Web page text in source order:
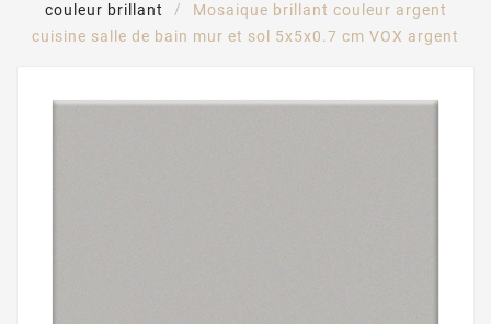
couleur brillant
Mosaique brillant couleur argent
cuisine salle de bain mur et sol 5x5x0.7 cm VOX argent